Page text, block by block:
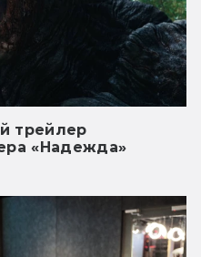
трейлер
«Надежда»